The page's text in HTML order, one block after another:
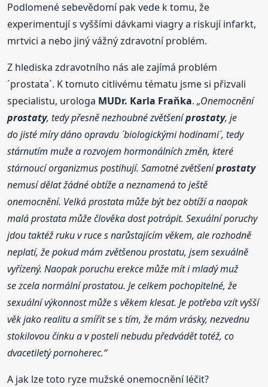
Podlomené sebevědomí pak vede k tomu, že
experimentují s vyššími dávkami viagry a riskují infarkt,
mrtvici a nebo jiný vážný zdravotní problém.
Z hlediska zdravotního nás ale zajímá problém
´prostata´. K tomuto citlivému tématu jsme si přizvali
specialistu, urologa MUDr. Karla Fraňka.„Onemocnění
prostaty, tedy přesně nezhoubné zvětšeníprostaty, je
do jisté míry dáno opravdu ´biologickými hodinami´, tedy
stárnutím muže a rozvojem hormonálních změn, které
stárnoucí organizmus postihují. Samotné zvětšeníprostaty
nemusí dělat žádné obtíže a neznamená to ještě
onemocnění. Velká prostata může být bez obtíží a naopak
malá prostata může člověka dost potrápit. Sexuální poruchy
jdou taktéž ruku v ruce s narůstajícím věkem, ale rozhodně
neplatí, že pokud mám zvětšenou prostatu, jsem sexuálně
vyřízený. Naopak poruchu erekce může mít i mladý muž
se zcela normální prostatou. Je celkem pochopitelné, že
sexuální výkonnost může s věkem klesat. Je potřeba vzít vyšší
věk jako realitu a smířit se s tím, že mám vrásky, nezvednu
stokilovou činku a v posteli nebudu předvádět totéž, co
dvacetiletý pornoherec.“
A jak lze toto ryze mužské onemocnění léčit?